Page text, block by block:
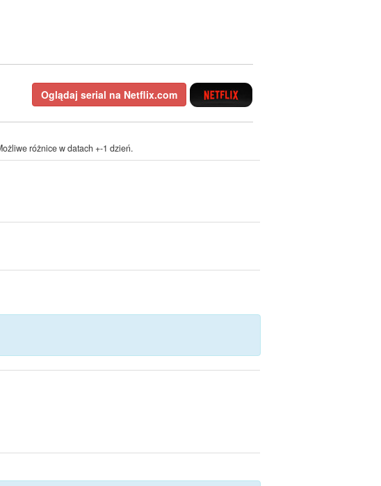
Oglądaj serial na Netflix.com
różnice w datach +-1 dzień.